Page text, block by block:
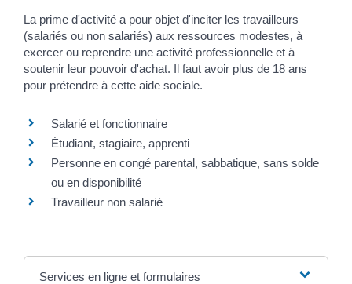
La prime d'activité a pour objet d'inciter les travailleurs
(salariés ou non salariés) aux ressources modestes, à
exercer ou reprendre une activité professionnelle et à
soutenir leur pouvoir d'achat. Il faut avoir plus de 18 ans
pour prétendre à cette aide sociale.
Salarié et fonctionnaire
Étudiant, stagiaire, apprenti
Personne en congé parental, sabbatique, sans solde
ou en disponibilité
Travailleur non salarié
Services en ligne et formulaires